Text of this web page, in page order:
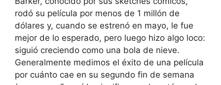
rodó su película por menos de 1 millón de
dólares y, cuando se estrenó en mayo, le fue
mejor de lo esperado, pero luego hizo algo loco:
siguió creciendo como una bola de nieve.
Generalmente medimos el éxito de una película
por cuánto cae en su segundo fin de semana